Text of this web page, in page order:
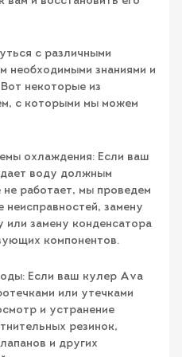
с различными
необходимыми знаниями и
некоторые из
с которыми мы можем
охлаждения: Если ваш
воду должным
работает, мы проведем
неисправностей, замену
или замену конденсатора
компонентов.
Если ваш кулер Ava
или утечками
и устранение
резинок,
и других